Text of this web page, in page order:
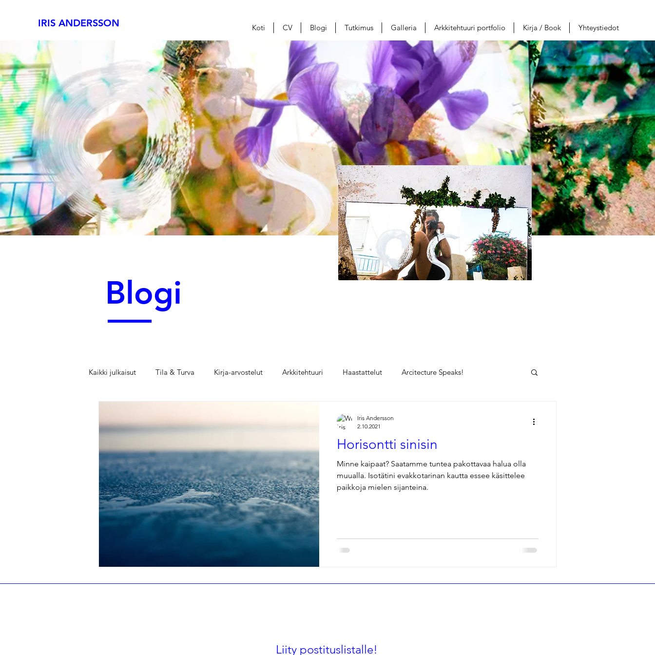
IRIS ANDERSSON Koti CV Blogi Tutkimus Galleria Arkkitehtuuri portfolio Kirja / Book Yhteystiedot
Blogi
Kaikki julkaisut Tila & Turva Kirja-arvostelut Arkkitehtuuri Haastattelut Arcitecture Speaks!
Horisontti sinisin
Minne kaipaat? Saatamme tuntea pakottavaa halua olla
muualla. Isotätini evakkotarinan kautta essee käsittelee
paikkoja mielen sijanteina.
Iris Andersson
2.10.2021
Liity postituslistalle!